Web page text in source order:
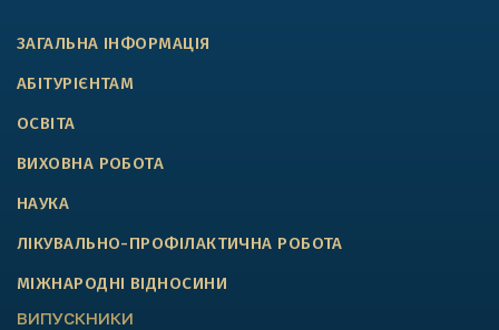
ЗАГАЛЬНА ІНФОРМАЦІЯ
АБІТУРІЄНТАМ
ОСВІТА
ВИХОВНА РОБОТА
НАУКА
ЛІКУВАЛЬНО-ПРОФІЛАКТИЧНА РОБОТА
МІЖНАРОДНІ ВІДНОСИНИ
ВИПУСКНИКИ